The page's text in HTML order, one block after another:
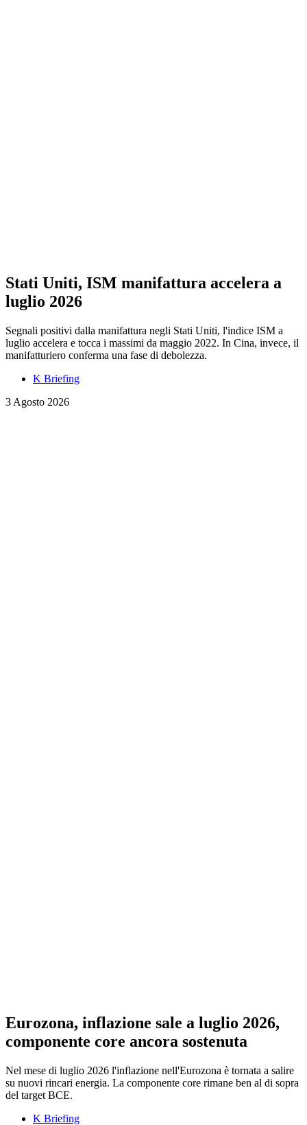
Stati Uniti, ISM manifattura accelera a
luglio 2026
Segnali positivi dalla manifattura negli Stati Uniti, l'indice ISM a
luglio accelera e tocca i massimi da maggio 2022. In Cina, invece, il
manifatturiero conferma una fase di debolezza.
K Briefing
3 Agosto 2026
Eurozona, inflazione sale a luglio 2026,
componente core ancora sostenuta
Nel mese di luglio 2026 l'inflazione nell'Eurozona è tornata a salire
su nuovi rincari energia. La componente core rimane ben al di sopra
del target BCE.
K Briefing